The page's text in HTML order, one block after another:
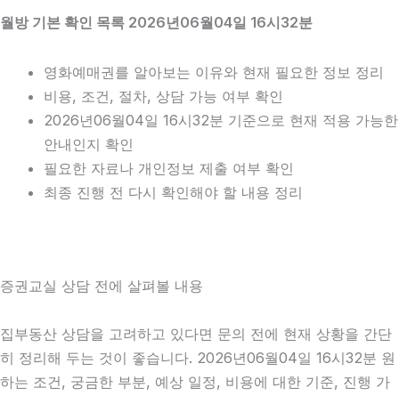
월방 기본 확인 목록 2026년06월04일 16시32분
영화예매권를 알아보는 이유와 현재 필요한 정보 정리
비용, 조건, 절차, 상담 가능 여부 확인
2026년06월04일 16시32분 기준으로 현재 적용 가능한
안내인지 확인
필요한 자료나 개인정보 제출 여부 확인
최종 진행 전 다시 확인해야 할 내용 정리
증권교실 상담 전에 살펴볼 내용
집부동산 상담을 고려하고 있다면 문의 전에 현재 상황을 간단
히 정리해 두는 것이 좋습니다. 2026년06월04일 16시32분 원
하는 조건, 궁금한 부분, 예상 일정, 비용에 대한 기준, 진행 가